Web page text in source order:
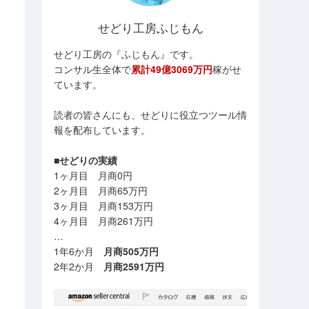
せどり工房ふじもん
せどり工房の『ふじもん』です。
コンサル生全体で累計49億3069万円稼がせ
ています。
読者の皆さんにも、せどりに役立つツール情
報を配布しています。
■せどりの実績
1ヶ月目 月商0円
2ヶ月目 月商65万円
3ヶ月目 月商153万円
4ヶ月目 月商261万円
…
1年6か月 月商505万円
2年2か月 月商2591万円